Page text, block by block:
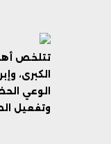
تتلخص
الكبرى،
الوعي
وتفعيل